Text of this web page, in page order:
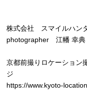
株式会社 スマイルハン
photographer 江幡 幸典
京都前撮りロケーション
ジ
https://www.kyoto-